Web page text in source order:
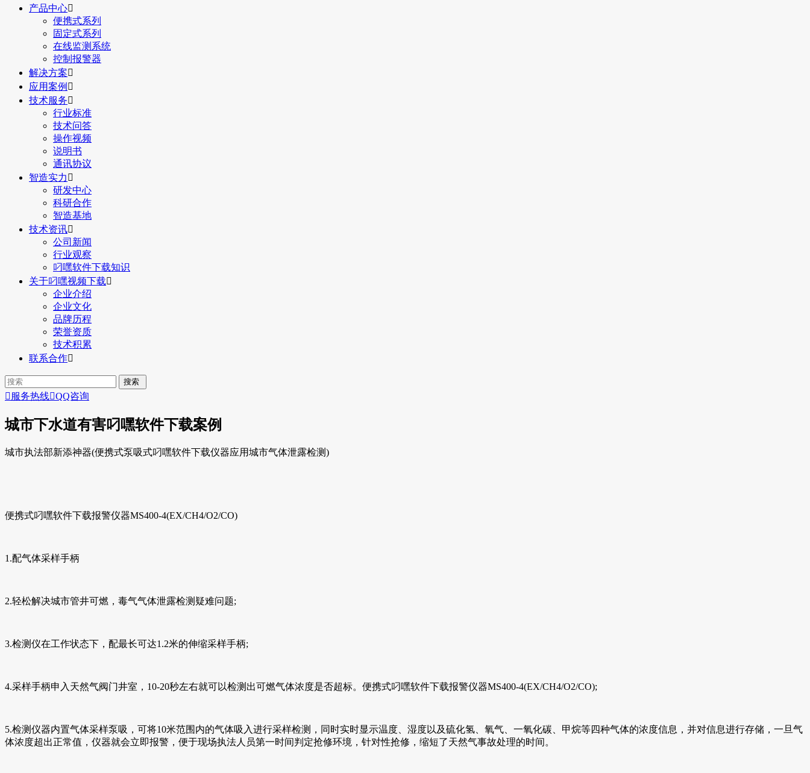
产品中心
便携式系列
固定式系列
在线监测系统
控制报警器
解决方案
应用案例 
技术服务
行业标准
技术问答
操作视频
说明书
通讯协议
智造实力 
研发中心
科研合作
智造基地
技术资讯
公司新闻
行业观察
叼嘿软件下载知识
关于叼嘿视频下载
企业介绍
企业文化
品牌历程
荣誉资质
技术积累
联系合作
 服务热线QQ咨询
城市下水道有害叼嘿软件下载案例
城市执法部新添神器(便携式泵吸式叼嘿软件下载仪器应用城市气体泄露检测)
便携式叼嘿软件下载报警仪器MS400-4(EX/CH4/O2/CO)
1.配气体采样手柄
2.轻松解决城市管井可燃，毒气气体泄露检测疑难问题;
3.检测仪在工作状态下，配最长可达1.2米的伸缩采样手柄;
4.采样手柄申入天然气阀门井室，10-20秒左右就可以检测出可燃气体浓度是否超标。便携式叼嘿软件下载报警仪器MS400-4(EX/CH4/O2/CO);
5.检测仪器内置气体采样泵吸，可将10米范围内的气体吸入进行采样检测，同时实时显示温度、湿度以及硫化氢、氧气、一氧化碳、甲烷等四种气体的浓度信息，并对信息进行存储，一旦气
体浓度超出正常值，仪器就会立即报警，便于现场执法人员第一时间判定抢修环境，针对性抢修，缩短了天然气事故处理的时间。